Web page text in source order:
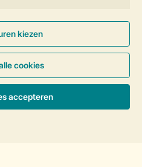
gegevens &
wijzigen